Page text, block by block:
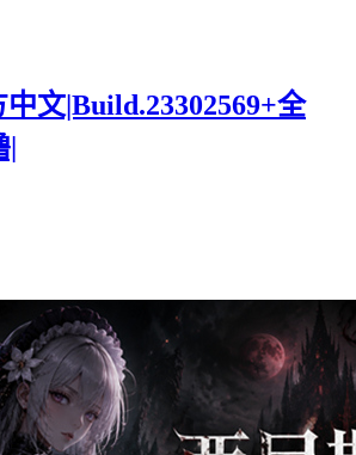
文|Build.23302569+全
|